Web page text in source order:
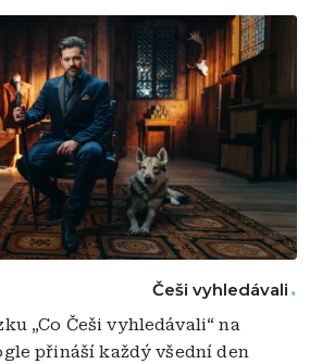
Češi vyhledávali
„Co Češi vyhledávali“ na
přináší každý všední den